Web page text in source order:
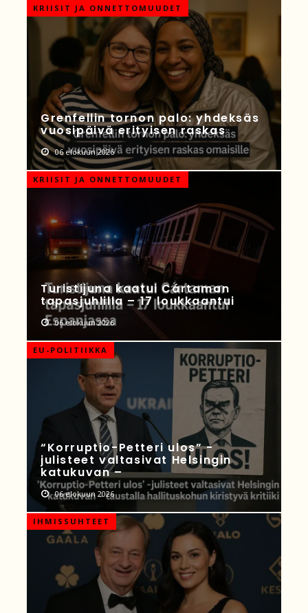
KRIISIT JA ONNETTOMUUDET
Grenfellin tornon palo: yhdeksäs
vuosipäivä erityisen raskas
06 elokuun 2026
KRIISIT JA ONNETTOMUUDET
Turistijuna kaatui Cártaman
tapasjuhlilla – 17 loukkaantui
06 elokuun 2026
EU-POLITIIKKA
“Korruptio-Petteri ulos” -
julisteet valtasivat Helsingin
katukuvan –
06 elokuun 2026
IHMISSUHTEET